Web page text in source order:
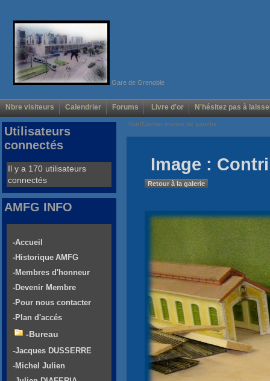
Gare de Grenoble
Nbre visiteurs Calendrier Forums Livre d'or N'hésitez pas à
Voir/Cacher menus de gauche
Image :
Retour à la galerie
Utilisateurs
connectés
Il y a 170 utilisateurs
connectés
AMFG INFO
-Accueil
-Historique AMFG
-Membres d'honneur
-Devenir Membre
-Pour nous contacter
-Plan d'accés
-Bureau
-Jacques DUSSERRE
-Michel Julien